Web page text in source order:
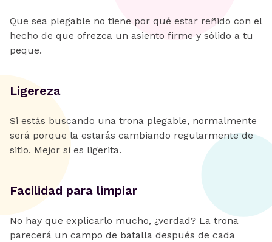
Que sea plegable no tiene por qué estar reñido con el
hecho de que ofrezca un asiento firme y sólido a tu
peque.
Ligereza
Si estás buscando una trona plegable, normalmente
será porque la estarás cambiando regularmente de
sitio. Mejor si es ligerita.
Facilidad para limpiar
No hay que explicarlo mucho, ¿verdad? La trona
parecerá un campo de batalla después de cada